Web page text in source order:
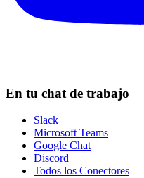
En tu chat de trabajo
Slack
Microsoft Teams
Google Chat
Discord
Todos los Conectores